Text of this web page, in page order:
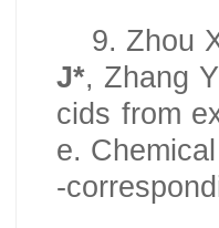
9. Zhou
J*, Zhang
cids from
e.
-